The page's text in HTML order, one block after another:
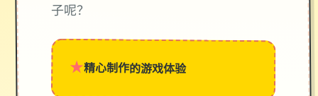
子呢？
★精心制作的游戏体验